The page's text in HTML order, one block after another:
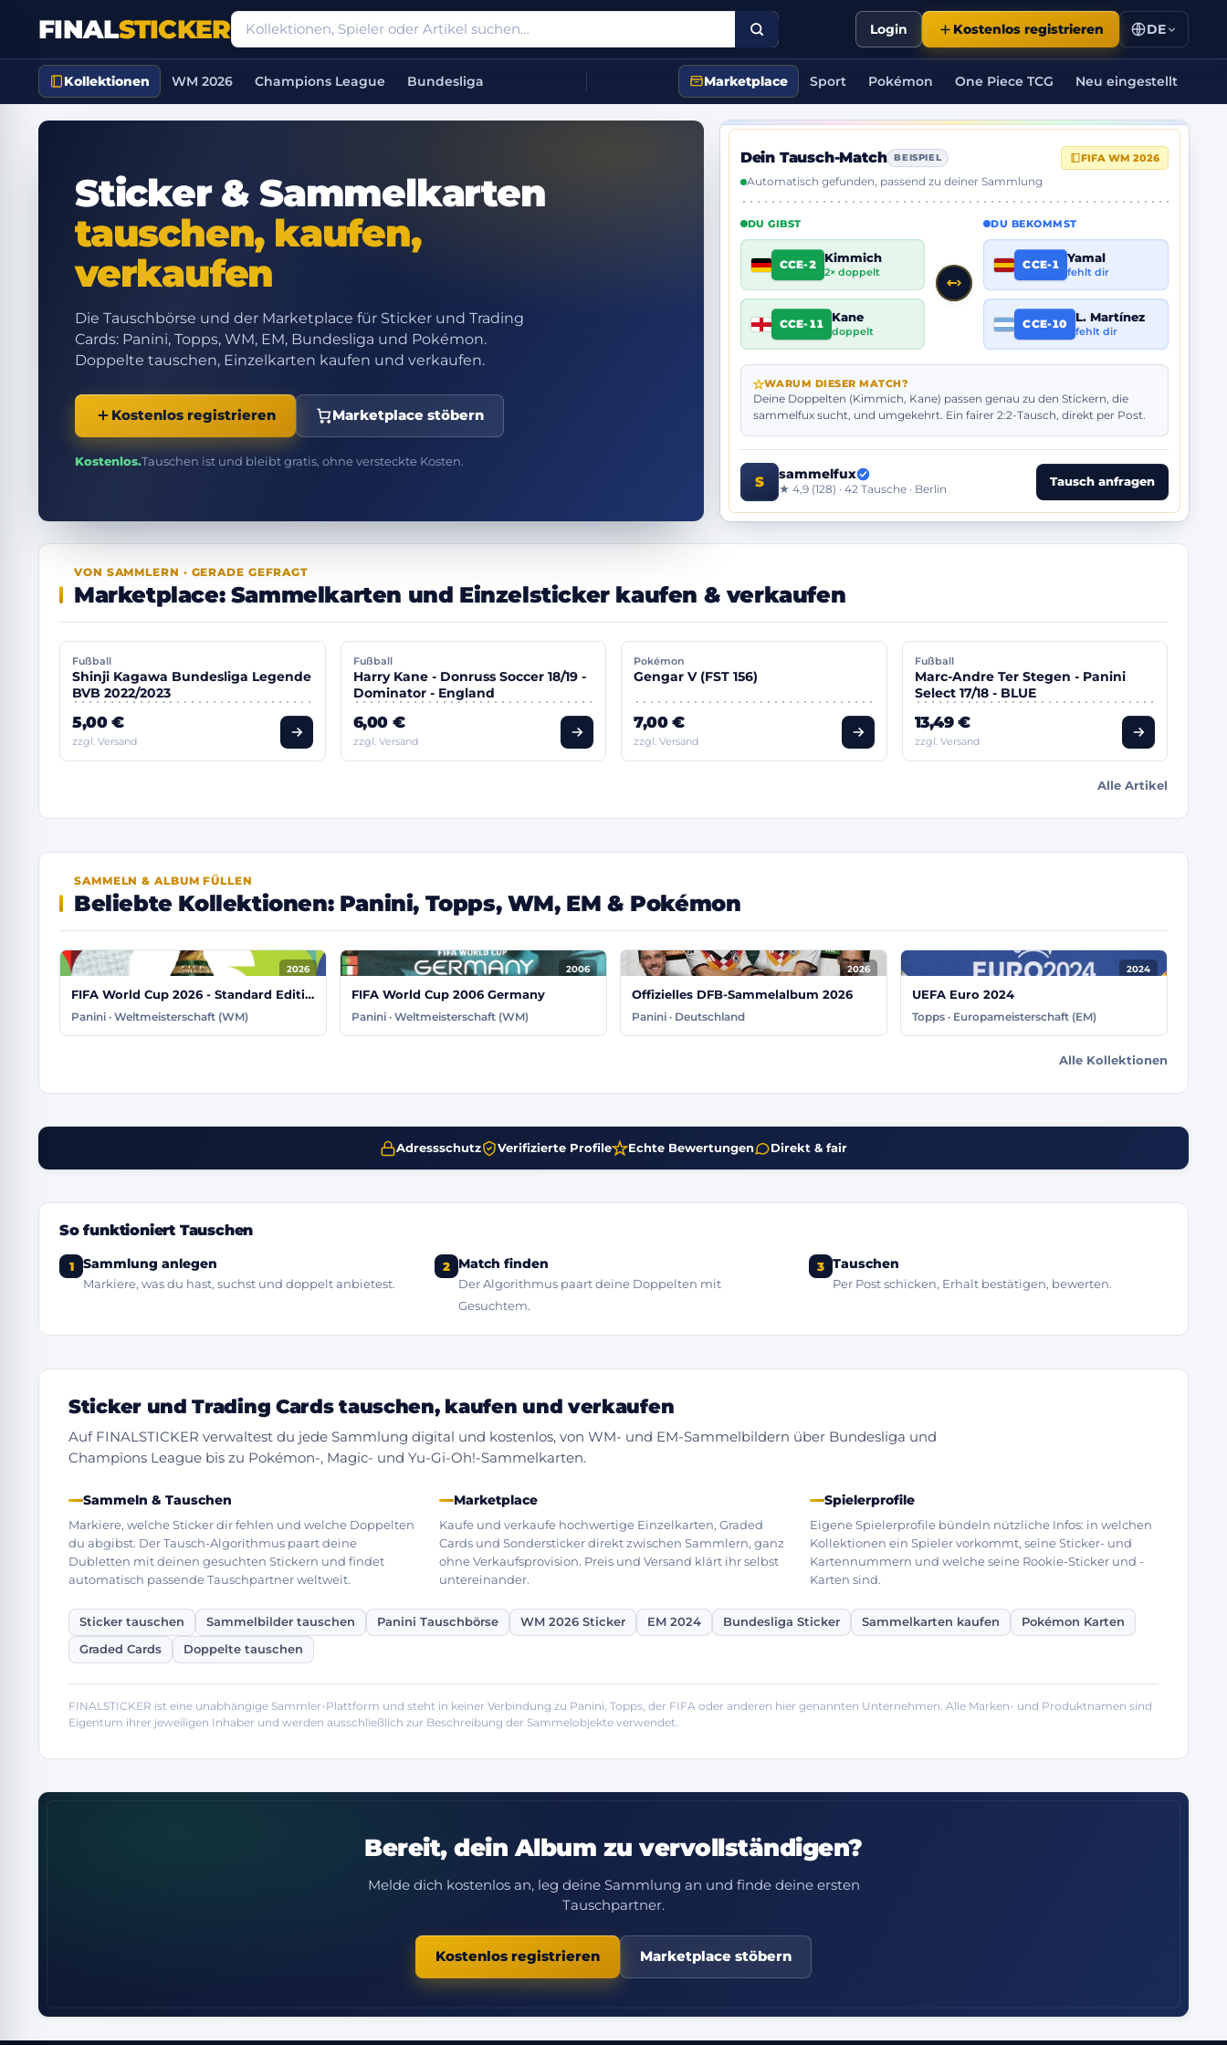
FINALSTICKER Login Kostenlos registrieren DE
Kollektionen WM 2026 Champions League Bundesliga Marketplace Sport Pokémon One Piece TCG Neu eingestellt
Sticker & Sammelkarten
tauschen, kaufen,
verkaufen
Die Tauschbörse und der Marketplace für Sticker und Trading
Cards: Panini, Topps, WM, EM, Bundesliga und Pokémon.
Doppelte tauschen, Einzelkarten kaufen und verkaufen.
Kostenlos registrieren Marketplace stöbern
Kostenlos.Tauschen ist und bleibt gratis, ohne versteckte Kosten.
Dein Tausch-Match BEISPIEL FIFA WM 2026
Automatisch gefunden, passend zu deiner Sammlung
DU GIBST
CCE-2 Kimmich
2× doppelt
CCE-11 Kane
doppelt
DU BEKOMMST
CCE-1 Yamal
fehlt dir
CCE-10 L. Martínez
fehlt dir
WARUM DIESER MATCH?
Deine Doppelten (Kimmich, Kane) passen genau zu den Stickern, die
sammelfux sucht, und umgekehrt. Ein fairer 2:2-Tausch, direkt per Post.
S sammelfux
★ 4,9 (128) · 42 Tausche · Berlin
Tausch anfragen
VON SAMMLERN · GERADE GEFRAGT
Marketplace: Sammelkarten und Einzelsticker kaufen & verkaufen
Fußball
Shinji Kagawa Bundesliga Legende
BVB 2022/2023
5,00 €
zzgl. Versand
Fußball
Harry Kane - Donruss Soccer 18/19 -
Dominator - England
6,00 €
zzgl. Versand
Pokémon
Gengar V (FST 156)
7,00 €
zzgl. Versand
Fußball
Marc-Andre Ter Stegen - Panini
Select 17/18 - BLUE
13,49 €
zzgl. Versand
Alle Artikel
SAMMELN & ALBUM FÜLLEN
Beliebte Kollektionen: Panini, Topps, WM, EM & Pokémon
2026
FIFA World Cup 2026 - Standard Edition
Panini · Weltmeisterschaft (WM)
2006
FIFA World Cup 2006 Germany
Panini · Weltmeisterschaft (WM)
2026
Offizielles DFB-Sammelalbum 2026
Panini · Deutschland
2024
UEFA Euro 2024
Topps · Europameisterschaft (EM)
Alle Kollektionen
Sicher tauschen, kaufen und verkaufen
Adressschutz Verifizierte Profile Echte Bewertungen Direkt & fair
So funktioniert Tauschen
1 Sammlung anlegen
Markiere, was du hast, suchst und doppelt anbietest.
2 Match finden
Der Algorithmus paart deine Doppelten mit
Gesuchtem.
3 Tauschen
Per Post schicken, Erhalt bestätigen, bewerten.
Sticker und Trading Cards tauschen, kaufen und verkaufen
Auf FINALSTICKER verwaltest du jede Sammlung digital und kostenlos, von WM- und EM-Sammelbildern über Bundesliga und
Champions League bis zu Pokémon-, Magic- und Yu-Gi-Oh!-Sammelkarten.
Sammeln & Tauschen
Markiere, welche Sticker dir fehlen und welche Doppelten
du abgibst. Der Tausch-Algorithmus paart deine
Dubletten mit deinen gesuchten Stickern und findet
automatisch passende Tauschpartner weltweit.
Marketplace
Kaufe und verkaufe hochwertige Einzelkarten, Graded
Cards und Sondersticker direkt zwischen Sammlern, ganz
ohne Verkaufsprovision. Preis und Versand klärt ihr selbst
untereinander.
Spielerprofile
Eigene Spielerprofile bündeln nützliche Infos: in welchen
Kollektionen ein Spieler vorkommt, seine Sticker- und
Kartennummern und welche seine Rookie-Sticker und -
Karten sind.
Sticker tauschen Sammelbilder tauschen Panini Tauschbörse WM 2026 Sticker EM 2024 Bundesliga Sticker Sammelkarten kaufen
Pokémon Karten
Graded Cards
Doppelte tauschen
FINALSTICKER ist eine unabhängige Sammler-Plattform und steht in keiner Verbindung zu Panini, Topps, der FIFA oder anderen hier genannten Unternehmen. Alle Marken- und Produktnamen sind
Eigentum ihrer jeweiligen Inhaber und werden ausschließlich zur Beschreibung der Sammelobjekte verwendet.
Bereit, dein Album zu vervollständigen?
Melde dich kostenlos an, leg deine Sammlung an und finde deine ersten
Tauschpartner.
Kostenlos registrieren Marketplace stöbern